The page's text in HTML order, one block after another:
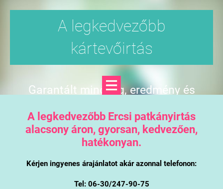
A legkedvezőbb
kártevőirtás
Garantált minőség, eredmény és
A legkedvezőbb Ercsi patkányirtás
alacsony áron, gyorsan, kedvezően,
hatékonyan.
Kérjen ingyenes árajánlatot akár azonnal telefonon:
Tel: 06-30/247-90-75